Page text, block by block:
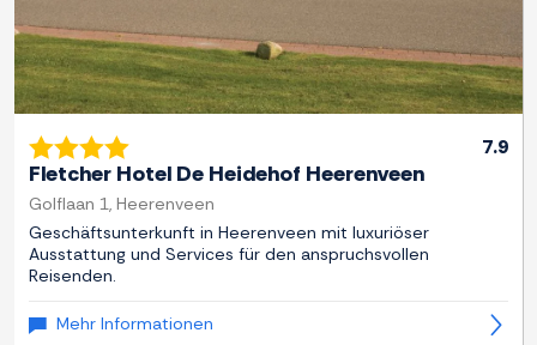
7.9
Fletcher Hotel De Heidehof Heerenveen
Golflaan 1, Heerenveen
Geschäftsunterkunft in Heerenveen mit luxuriöser
Ausstattung und Services für den anspruchsvollen
Reisenden.
Mehr Informationen